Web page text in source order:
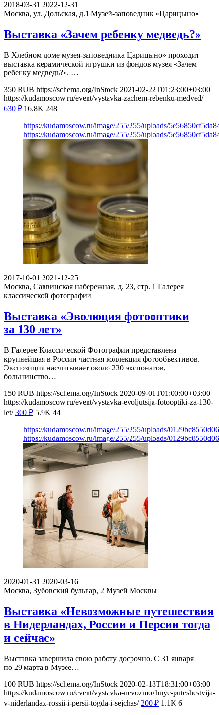
2018-03-31 2022-12-31
Москва, ул. Дольская, д.1 Музей-заповедник «Царицыно»
Выставка «Зачем ребенку медведь?»
В Хлебном доме музея-заповедника Царицыно» проходит
выставка керамической игрушки из фондов музея «Зачем
ребенку медведь?». …
350 RUB https://schema.org/InStock 2021-02-22T01:23:00+03:00
https://kudamoscow.ru/event/vystavka-zachem-rebenku-medved/
630 ₽ 16.8K 248
https://kudamoscow.ru/image/255/255/uploads/
https://kudamoscow.ru/image/255/255/uploads/
2017-10-01 2021-12-25
Москва, Саввинская набережная, д. 23, стр. 1 Галерея
классической фотографии
Выставка «Эволюция фотооптики
за 130 лет»
В Галерее Классической Фотографии представлена
крупнейшая в России частная коллекция фотообъективов.
Экспозиция насчитывает около 230 экспонатов,
большинство…
150 RUB https://schema.org/InStock 2020-09-01T01:00:00+03:00
https://kudamoscow.ru/event/vystavka-evoljutsija-fotooptiki-za-130-
let/ 300 ₽ 5.9K 44
https://kudamoscow.ru/image/255/255/uploads/
https://kudamoscow.ru/image/255/255/uploads/
2020-01-31 2020-03-16
Москва, Зубовский бульвар, 2 Музей Москвы
Выставка «Невозможные путешествия
в Нидерландах, России и Персии тогда
и сейчас»
Выставка завершила свою работу досрочно. С 31 января
по 29 марта в Музее…
100 RUB https://schema.org/InStock 2020-02-18T18:31:00+03:00
https://kudamoscow.ru/event/vystavka-nevozmozhnye-puteshestvija-
v-niderlandax-rossii-i-persii-togda-i-sejchas/ 200 ₽ 1.1K 6